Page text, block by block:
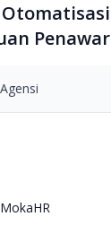
Agensi
MokaHR